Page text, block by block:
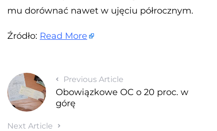
mu dorównać nawet w ujęciu półrocznym.
Źródło: Read More
Previous Article
Obowiązkowe OC o 20 proc. w
górę
Next Article